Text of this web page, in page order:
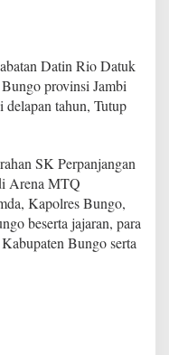
Datin Rio Datuk
provinsi Jambi
delapan tahun, Tutup
SK Perpanjangan
Arena MTQ
Kapolres Bungo,
beserta jajaran, para
Bungo serta